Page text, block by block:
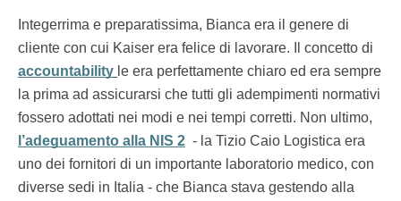
Integerrima e preparatissima, Bianca era il genere di
cliente con cui Kaiser era felice di lavorare. Il concetto di
accountability le era perfettamente chiaro ed era sempre
la prima ad assicurarsi che tutti gli adempimenti normativi
fossero adottati nei modi e nei tempi corretti. Non ultimo,
l’adeguamento alla NIS 2 - la Tizio Caio Logistica era
uno dei fornitori di un importante laboratorio medico, con
diverse sedi in Italia - che Bianca stava gestendo alla